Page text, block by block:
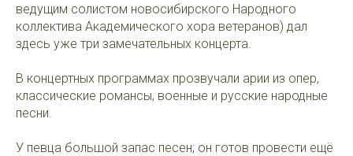
ведущим солистом новосибирского Народного
коллектива Академического хора ветеранов) дал
здесь уже три замечательных концерта.
В концертных программах прозвучали арии из опер,
классические романсы, военные и русские народные
песни.
У певца большой запас песен; он готов провести ещё